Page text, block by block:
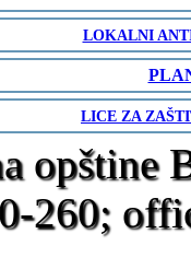
LOKALNI
LICE ZA
opštine
260;